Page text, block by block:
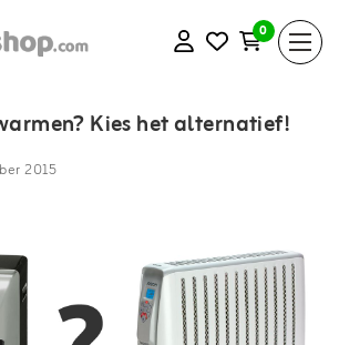
0
Kies het alternatief!
2015